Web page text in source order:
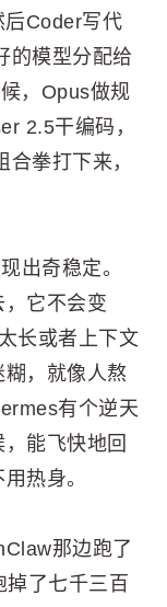
Coder写代
的模型分配给
，Opus做规
2.5干编码，
拳打下来，
出奇稳定。
它不会变
长或者上下文
，就像人熬
有个逆天
能飞快地回
热身。
那边跑了
了七千三百